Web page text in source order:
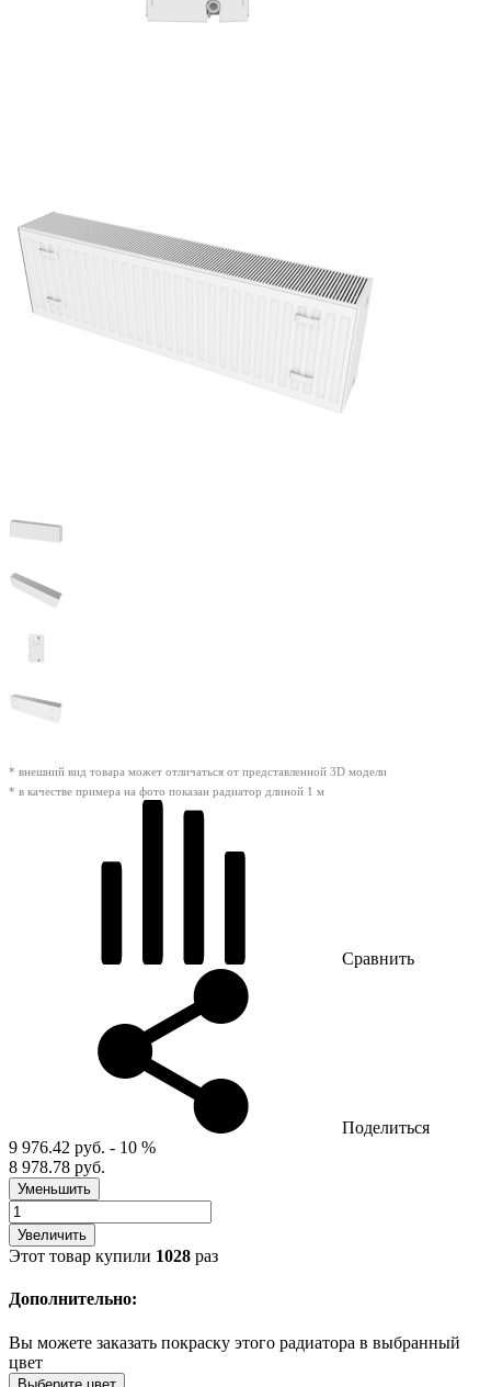
* внешний вид товара может отличаться от представленной 3D модели
* в качестве примера на фото показан радиатор длиной 1 м
Сравнить
Поделиться
9 976.42 руб. - 10 %
8 978.78 руб.
Уменьшить
Увеличить
Этот товар купили 1028 раз
Дополнительно:
Вы можете заказать покраску этого радиатора в выбранный
цвет